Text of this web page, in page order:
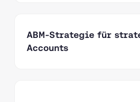
ABM-Strategie für
Accounts